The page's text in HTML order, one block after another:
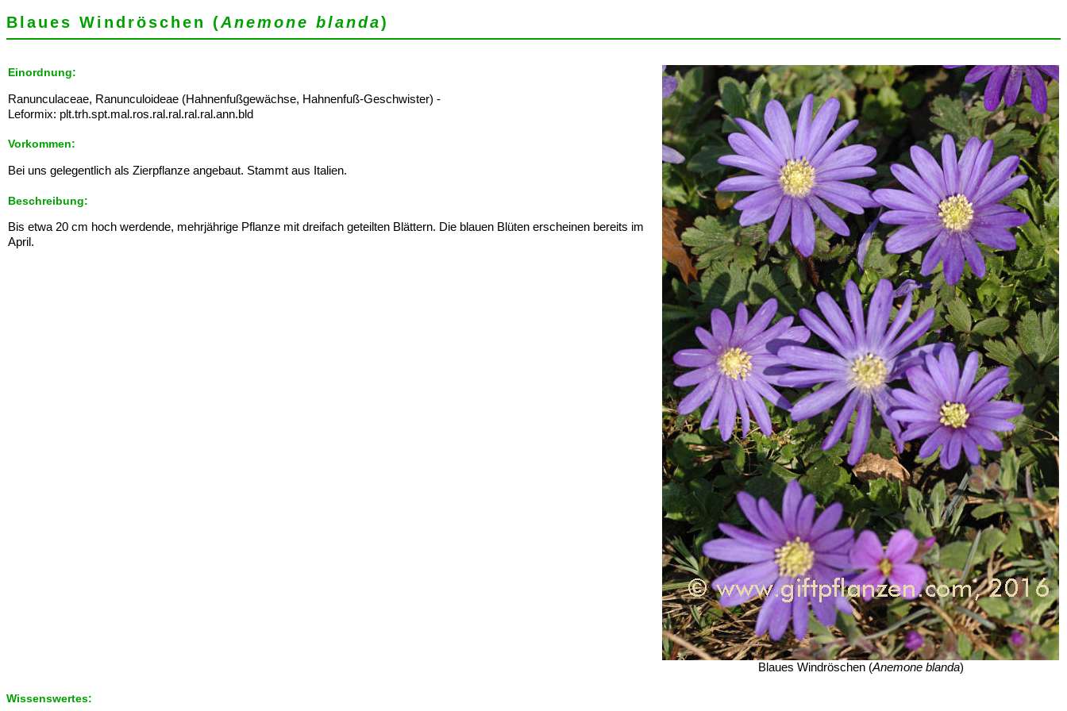
Blaues Windröschen (Anemone blanda)
Einordnung:
Ranunculaceae, Ranunculoideae (Hahnenfußgewächse, Hahnenfuß-Geschwister) -
Leformix: plt.trh.spt.mal.ros.ral.ral.ral.ral.ann.bld
Vorkommen:
Bei uns gelegentlich als Zierpflanze angebaut. Stammt aus Italien.
Beschreibung:
Bis etwa 20 cm hoch werdende, mehrjährige Pflanze mit dreifach geteilten Blättern. Die blauen Blüten erscheinen bereits im
April.
Blaues Windröschen (Anemone blanda)
Wissenswertes: